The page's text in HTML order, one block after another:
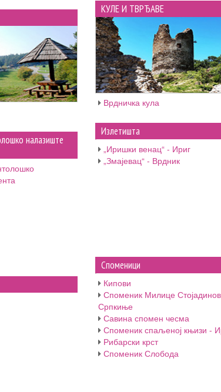
КУЛЕ И ТВРЂАВЕ
Врдничка кула
Излетишта
„Иришки венац“ - Ириг
„Змајевац“ - Врдник
налазиште
Споменици
Кипови
Споменик Милице
Српкиње
Савина спомен чесма
Споменик спаљеној књизи -
Рибарски крст
Споменик Слобода